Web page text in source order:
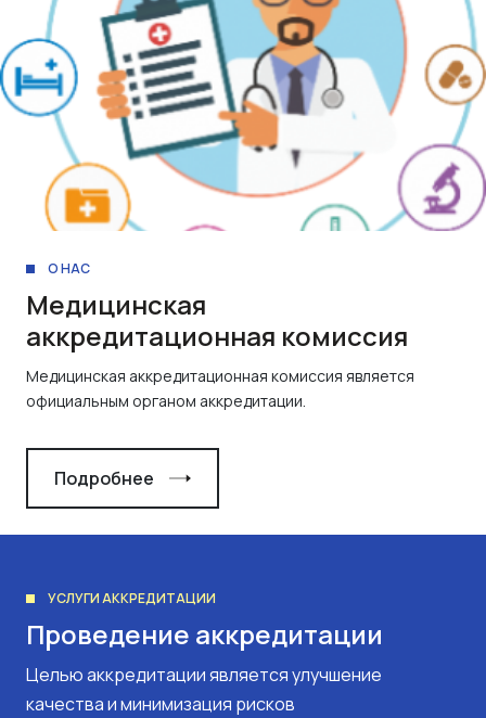
О НАС
Медицинская
аккредитационная комиссия
Медицинская аккредитационная комиссия является
официальным органом аккредитации.
Подробнее
УСЛУГИ АККРЕДИТАЦИИ
Проведение аккредитации
Целью аккредитации является улучшение
качества и минимизация рисков